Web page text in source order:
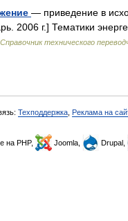
— приведение в
2006 г.] Тематики
Справочник технического
Техподдержка Реклама на
на PHP, Joomla, Drupal,